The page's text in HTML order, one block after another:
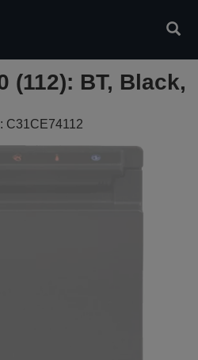
(112): BT, Black,
C31CE74112